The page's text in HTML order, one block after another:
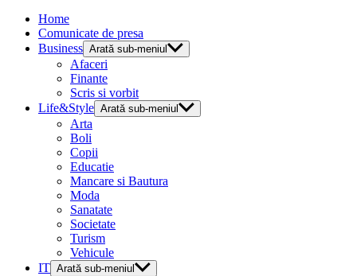
Home
Comunicate de presa
Business Arată sub-meniul
Afaceri
Finante
Scris si vorbit
Life&Style Arată sub-meniul
Arta
Boli
Copii
Educatie
Mancare si Bautura
Moda
Sanatate
Societate
Turism
Vehicule
IT Arată sub-meniul